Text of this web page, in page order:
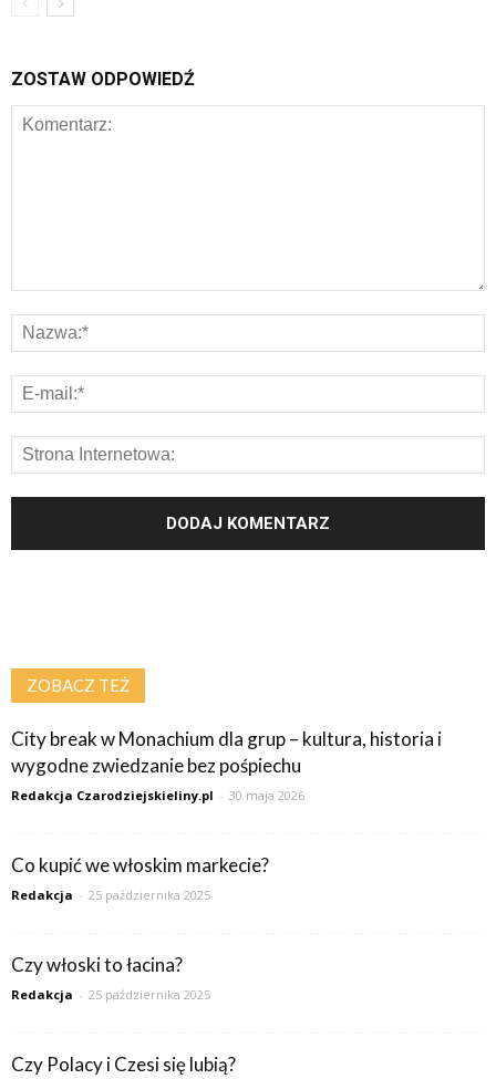
ZOSTAW ODPOWIEDŹ
ZOBACZ TEŻ
City break w Monachium dla grup – kultura, historia i
wygodne zwiedzanie bez pośpiechu
Redakcja Czarodziejskieliny.pl - 30 maja 2026
Co kupić we włoskim markecie?
Redakcja - 25 października 2025
Czy włoski to łacina?
Redakcja - 25 października 2025
Czy Polacy i Czesi się lubią?